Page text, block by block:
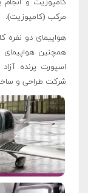
كامپوزيت و انجام
مركب (كامپوزيت).
هواپیمای دو نفره
همچنین
شرکت طراحی و